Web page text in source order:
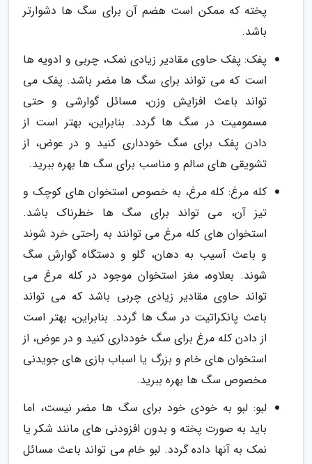
پخته که ممکن است هضم آن برای سگ ها دشوارتر
باشد.
پفک: پفک حاوی مقادیر زیادی نمک، چربی و ادویه ها
است که می تواند برای سگ ها مضر باشد. پفک می
تواند باعث افزایش وزن، مسائل گوارشی و حتی
مسمومیت در سگ ها گردد. بنابراین، بهتر است از
دادن پفک برای سگ خودداری کنید و در عوض، از
تشویقی های سالم و مناسب برای سگ ها بهره ببرید.
کله مرغ: کله مرغ، به خصوص استخوان های کوچک و
تیز آن، می تواند برای سگ ها خطرناک باشد.
استخوان های کله مرغ می توانند به راحتی خرد شوند
و باعث آسیب به دهان، گلو و دستگاه گوارش سگ
شوند. بعلاوه، مغز استخوان موجود در کله مرغ می
تواند حاوی مقادیر زیادی چربی باشد که می تواند
باعث پانکراتیت در سگ ها گردد. بنابراین، بهتر است
از دادن کله مرغ برای سگ خودداری کنید و در عوض، از
استخوان های خام و بزرگ یا اسباب بازی های جویدنی
مخصوص سگ ها بهره ببرید.
لبو: لبو به خودی خود برای سگ ها مضر نیست، اما
باید به صورت پخته و بدون افزودنی های مانند شکر یا
نمک به آنها داده گردد. لبو خام می تواند باعث مسائل